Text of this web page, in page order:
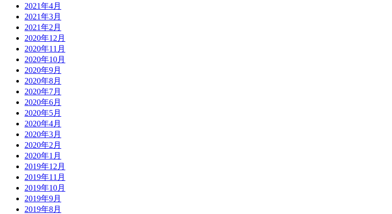
2021年4月
2021年3月
2021年2月
2020年12月
2020年11月
2020年10月
2020年9月
2020年8月
2020年7月
2020年6月
2020年5月
2020年4月
2020年3月
2020年2月
2020年1月
2019年12月
2019年11月
2019年10月
2019年9月
2019年8月